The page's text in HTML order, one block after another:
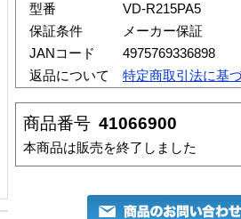
型番
VD-R215PA5
保証条件
メーカー保証
JANコード
4975769336898
返品について
特定商取引法に基
商品番号 41066900
本商品は販売を終了しました